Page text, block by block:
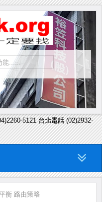
5121 台北電話 (02)2932-
衡 路由策略